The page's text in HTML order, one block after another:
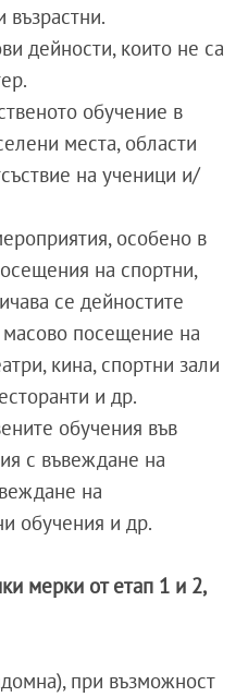
възрастни.
дейности, които не са
обучение в
места, области
на ученици и/
особено в
на спортни,
се дейностите
масово посещение на
кина, спортни зали
и др.
обучения във
с въвеждане на
на
обучения и др.
мерки от етап 1 и 2,
при възможност